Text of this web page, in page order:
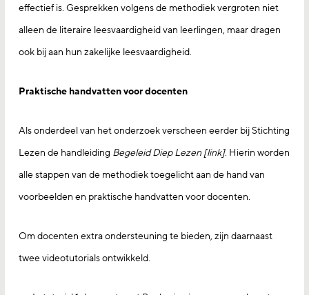
effectief is. Gesprekken volgens de methodiek vergroten niet
alleen de literaire leesvaardigheid van leerlingen, maar dragen
ook bij aan hun zakelijke leesvaardigheid.
Praktische handvatten voor docenten
Als onderdeel van het onderzoek verscheen eerder bij Stichting
Lezen de handleiding Begeleid Diep Lezen [link]. Hierin worden
alle stappen van de methodiek toegelicht aan de hand van
voorbeelden en praktische handvatten voor docenten.
Om docenten extra ondersteuning te bieden, zijn daarnaast
twee videotutorials ontwikkeld.